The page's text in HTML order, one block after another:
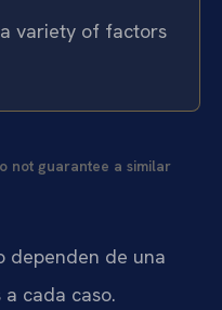
variety of factors
not guarantee a similar
dependen de una
cada caso.